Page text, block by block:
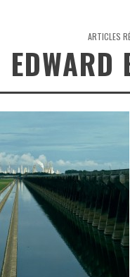
ARTICLES
EDWARD